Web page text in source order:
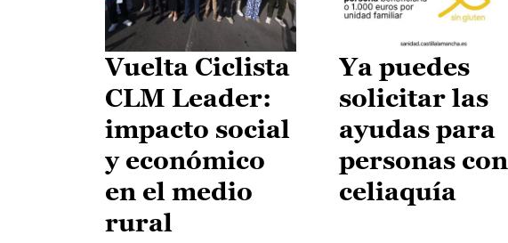
Vuelta Ciclista
CLM Leader:
impacto social
y económico
en el medio
rural
Ya puedes
solicitar las
ayudas para
personas con
celiaquía